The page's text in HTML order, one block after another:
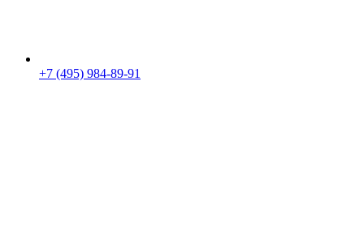
+7 (495) 984-89-91